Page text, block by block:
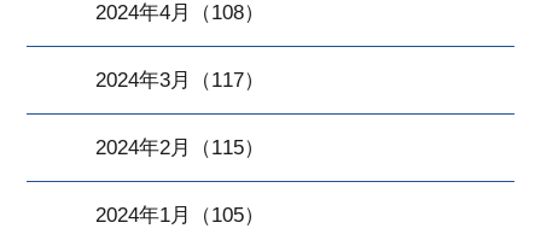
2024年4月（108）
2024年3月（117）
2024年2月（115）
2024年1月（105）